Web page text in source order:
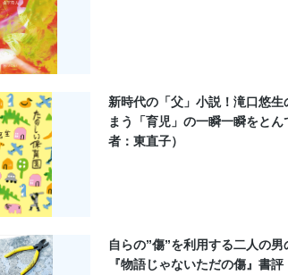
新時代の「父」小説！滝口悠
まう「育児」の一瞬一瞬をと
者：東直子）
自らの”傷”を利用する二人の
『物語じゃないただの傷』書評